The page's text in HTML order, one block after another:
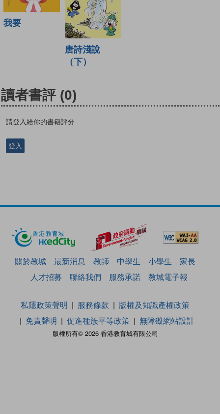
我要
唐詩淺說
（下）
讀者書評 (0)
請登入給你的書籍評分
登入
關於教城 最新消息 教師 中學生 小學生
家長
人才招募
聯絡我們 服務承諾 教城電子報
版權所有© 2026 香港教育城有限公司
私隱政策聲明 服務條款
版權及知識產權政策
免責聲明
促進種族平等政策 無障礙網站設計